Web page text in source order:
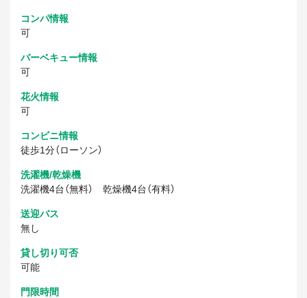
コンパ情報
可
バーベキュー情報
可
花火情報
可
コンビニ情報
徒歩1分（ローソン）
洗濯機/乾燥機
洗濯機4台（無料） 乾燥機4台（有料）
送迎バス
無し
貸し切り可否
可能
門限時間